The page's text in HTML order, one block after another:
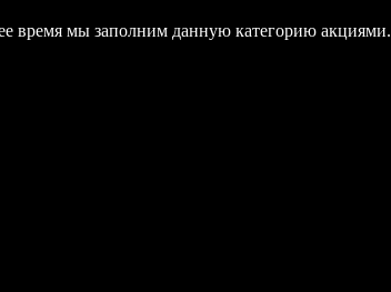
время мы заполним данную категорию акциями.